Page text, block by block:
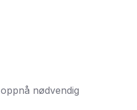
nødvendig